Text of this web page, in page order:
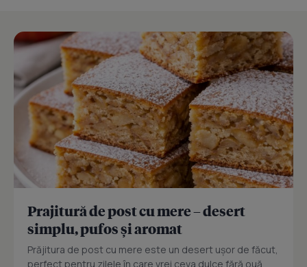
Prajitură de post cu mere – desert
simplu, pufos și aromat
Prăjitura de post cu mere este un desert ușor de făcut,
perfect pentru zilele în care vrei ceva dulce fără ouă